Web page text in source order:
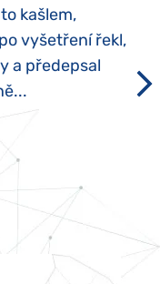
kašlem,
vyšetření řekl,
a předepsal